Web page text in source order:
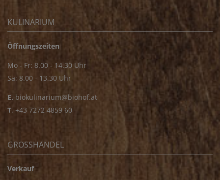
KULINARIUM
Öffnungszeiten
Mo - Fr: 8.00 - 14.30 Uhr
Sa: 8.00 - 13.30 Uhr
E. biokulinarium@biohof.at
T. +43 7272 4859 60
GROSSHANDEL
Verkauf